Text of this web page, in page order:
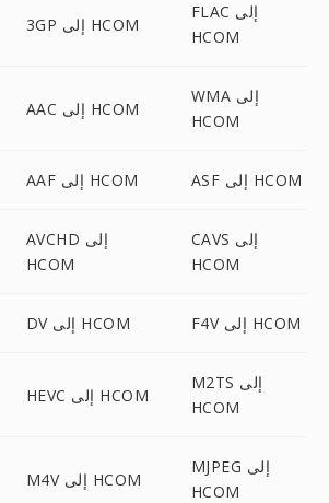
3GP إلى HCOM
FLAC إلى
HCOM
AAC إلى HCOM
WMA إلى
HCOM
AAF إلى HCOM ASF إلى HCOM
AVCHD إلى
HCOM
CAVS إلى
HCOM
DV إلى HCOM F4V إلى HCOM
HEVC إلى HCOM
M2TS إلى
HCOM
M4V إلى HCOM
MJPEG إلى
HCOM